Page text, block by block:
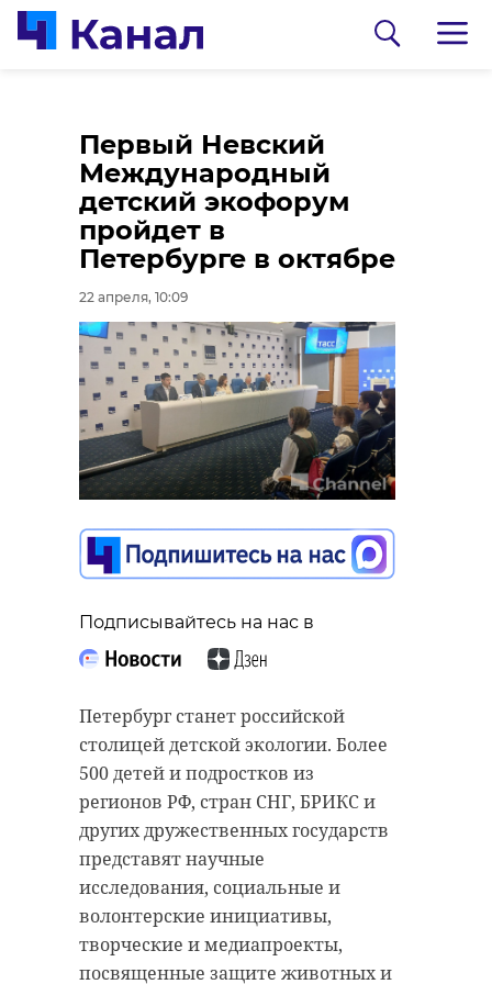
Первый Невский
Международный
детский экофорум
пройдет в
Петербурге в октябре
22 апреля, 10:09
Подписывайтесь на нас в
Петербург станет российской
столицей детской экологии. Более
500 детей и подростков из
регионов РФ, стран СНГ, БРИКС и
других дружественных государств
представят научные
исследования, социальные и
волонтерские инициативы,
творческие и медиапроекты,
посвященные защите животных и
Волонтеры спасли
аиста Федора из
Новоселья со
сломанным крылом
22 апреля, 08:48
помощи аистам «Дом белого
аиста» привезли первую в этом
сезоне птицу со сломанным
крылом. Помощь врачей
потребовалась аисту Федору из
деревни Новоселье Сланцевского
района Ленинградской области.
Пернатый недавно вернулся
домой. В деревне его ждали и
Комитет по здравоохранению
Ленинградской области
Комитет по
здравоохранению
Ленобласти провел
субботник в
Подпорожье
22 апреля, 08:23
Подписывайтесь на нас в
Комитет по здравоохранению
Ленинградской области ежегодно
принимает участие в
традиционных весенний
субботниках. В 2026 году его